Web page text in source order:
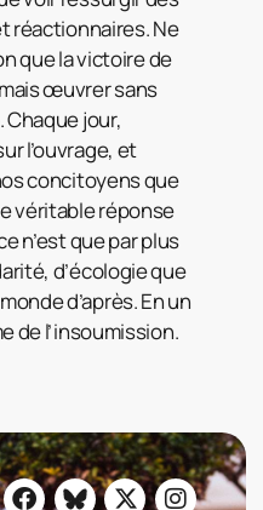
réactionnaires. Ne
que la victoire de
œuvrer sans
jour,
l’ouvrage, et
concitoyens que
véritable réponse
n’est que par plus
d’écologie que
d’après. En un
de l’insoumission.